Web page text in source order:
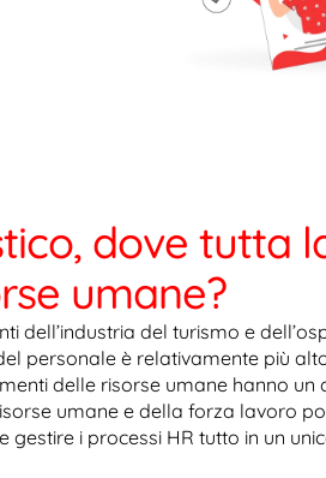
dove tutta
umane?
dell’industria del turismo e
personale è relativamente più
delle risorse umane hanno un
umane e della forza lavoro
i processi HR tutto in un